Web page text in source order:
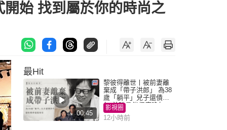
始 找到屬於你的時尚之
最Hit
00:45
黎彼得離世丨被前妻離
棄成「帶子洪郎」 為38
歲「躺平」兒子還債多
年 曾盼尋伴侶度晚年
影視圈
12小時前